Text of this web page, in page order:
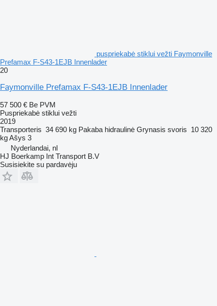
puspriekabė stiklui vežti Faymonville
Prefamax F-S43-1EJB Innenlader
20
Faymonville Prefamax F-S43-1EJB Innenlader
57 500 € Be PVM
Puspriekabė stiklui vežti
2019
Transporteris 34 690 kg Pakaba hidraulinė Grynasis svoris 10 320
kgAšys 3
Nyderlandai, nl
HJ Boerkamp Int Transport B.V
Susisiekite su pardavėju